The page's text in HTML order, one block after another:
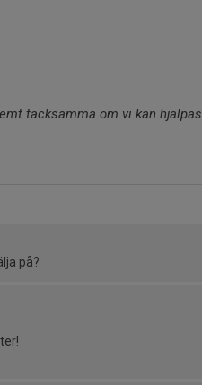
tacksamma om vi kan hjälpas
på?